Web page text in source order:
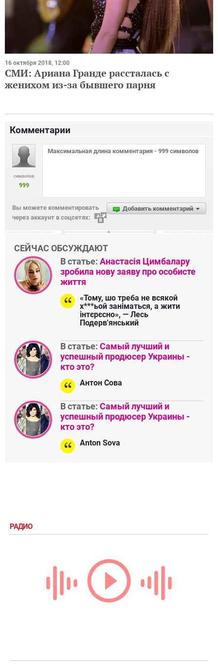
16 октября 2018, 12:00
СМИ: Ариана Гранде рассталась с
женихом из-за бывшего парня
Комментарии
символов
999
Добавить комментарий
Вы можете комментировать
через аккаунт в соцсетях:
СЕЙЧАС ОБСУЖДАЮТ
В статье: Анастасія Цимбалару
зробила нову заяву про особисте
життя
«Тому, шо треба не всякой
х***ьой заніматься, а жити
інтєрєсно», — Лесь
Подерв'янський
В статье: Самый лучший и
успешный продюсер Украины -
кто это?
Антон Сова
В статье: Самый лучший и
успешный продюсер Украины -
кто это?
Anton Sova
РАДИО